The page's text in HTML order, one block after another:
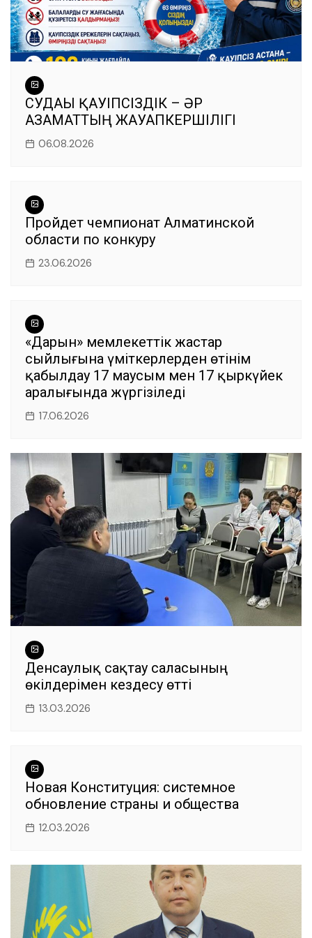
СУДАҒЫ ҚАУІПСІЗДІК – ӘР
АЗАМАТТЫҢ ЖАУАПКЕРШІЛІГІ
06.08.2026
Пройдет чемпионат Алматинской
области по конкуру
23.06.2026
«Дарын» мемлекеттік жастар
сыйлығына үміткерлерден өтінім
қабылдау 17 маусым мен 17 қыркүйек
аралығында жүргізіледі
17.06.2026
Денсаулық сақтау саласының
өкілдерімен кездесу өтті
13.03.2026
Новая Конституция: системное
обновление страны и общества
12.03.2026